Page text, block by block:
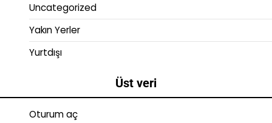
Uncategorized
Yakın Yerler
Yurtdışı
Üst veri
Oturum aç